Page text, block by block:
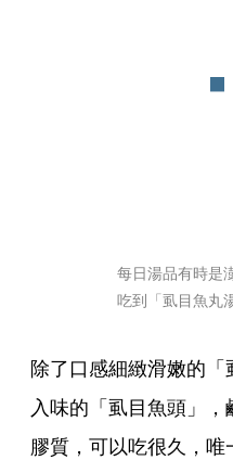
每日湯品有時是
吃到「虱目魚丸
除了口感細緻滑嫩的
入味的「虱目魚頭」
膠質，可以吃很久，